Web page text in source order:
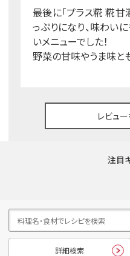
最後に「プラス糀 糀甘
っぷりになり、味わい
いメニューでした！
野菜の甘味やうま味と
レビュ
注目
詳細検索